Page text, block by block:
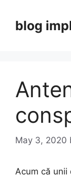
content
blog
May 3, 2020
Acum că